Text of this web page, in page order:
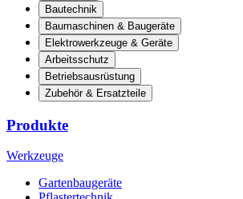
Bautechnik
Baumaschinen & Baugeräte
Elektrowerkzeuge & Geräte
Arbeitsschutz
Betriebsausrüstung
Zubehör & Ersatzteile
Produkte
Werkzeuge
Gartenbaugeräte